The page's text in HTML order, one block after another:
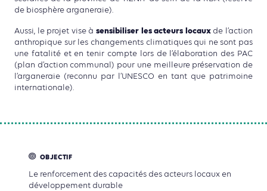
de biosphère arganeraie).
Aussi, le projet vise à sensibiliser les acteurs locauxde l’action
anthropique sur les changements climatiques qui ne sont pas
une fatalité et en tenir compte lors de l’élaboration des PAC
(plan d’action communal) pour une meilleure préservation de
l’arganeraie (reconnu par l’UNESCO en tant que patrimoine
internationale).
OBJECTIF
Le renforcement des capacités des acteurs locaux en
développement durable